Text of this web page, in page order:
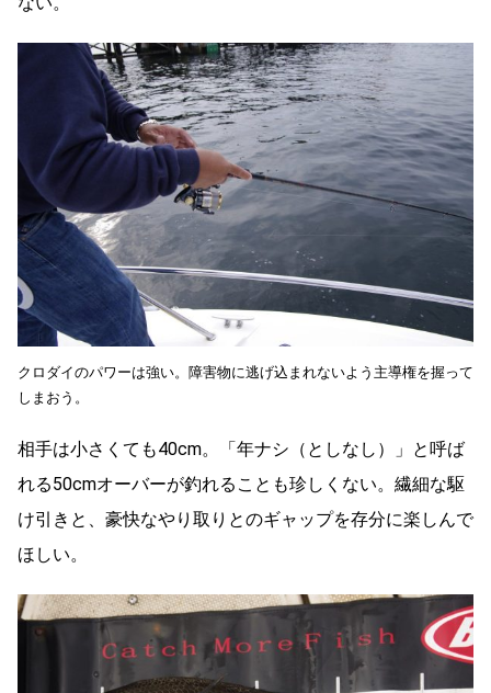
クロダイのパワーは強い。障害物に逃げ込まれないよう主導権を握って
しまおう。
相手は小さくても40cm。「年ナシ（としなし）」と呼ば
れる50cmオーバーが釣れることも珍しくない。繊細な駆
け引きと、豪快なやり取りとのギャップを存分に楽しんで
ほしい。